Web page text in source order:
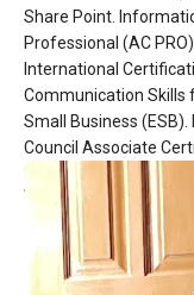
Share Point.
Professional (AC
International
Communication Skills
Small Business
Council Associate